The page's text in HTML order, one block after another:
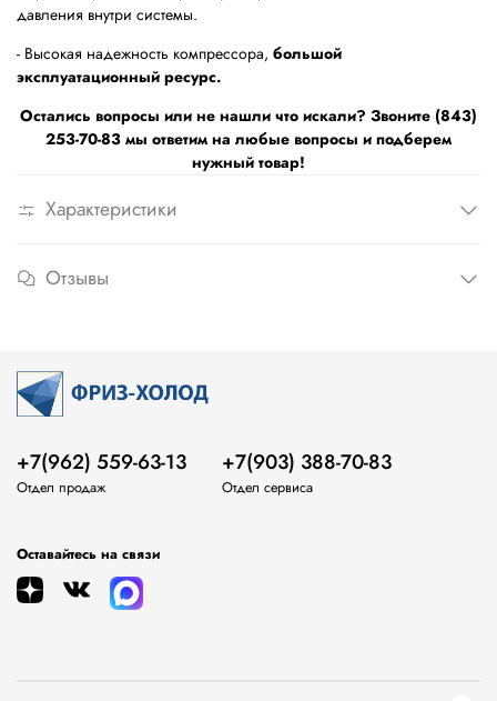
давления внутри системы.
- Высокая надежность компрессора, большой
эксплуатационный ресурс.
Остались вопросы или не нашли что искали? Звоните (843)
253-70-83 мы ответим на любые вопросы и подберем
нужный товар!
Характеристики
Отзывы
+7(962) 559-63-13
Отдел продаж
+7(903) 388-70-83
Отдел сервиса
Оставайтесь на связи